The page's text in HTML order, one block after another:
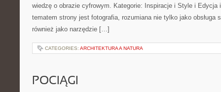
wiedzę o obrazie cyfrowym. Kategorie: Inspiracje i Style i Edycja
tematem strony jest fotografia, rozumiana nie tylko jako obsługa
również jako narzędzie […]
CATEGORIES: ARCHITEKTURA A NATURA
POCIĄGI